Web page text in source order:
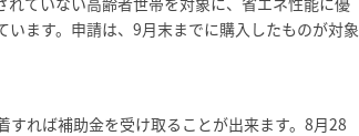
ます。申請は、9月末までに購入したものが対象
れば補助金を受け取ることが出来ます。8月28